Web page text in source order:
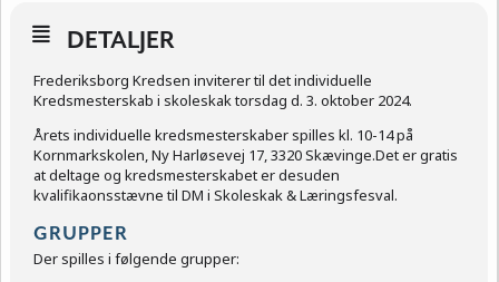
DETALJER
Frederiksborg Kredsen inviterer til det individuelle
Kredsmesterskab i skoleskak torsdag d. 3. oktober 2024.
Årets individuelle kredsmesterskaber spilles kl. 10-14 på
Kornmarkskolen, Ny Harløsevej 17, 3320 Skævinge.Det er gratis
at deltage og kredsmesterskabet er desuden
kvalifikaonsstævne til DM i Skoleskak & Læringsfesval.
GRUPPER
Der spilles i følgende grupper: